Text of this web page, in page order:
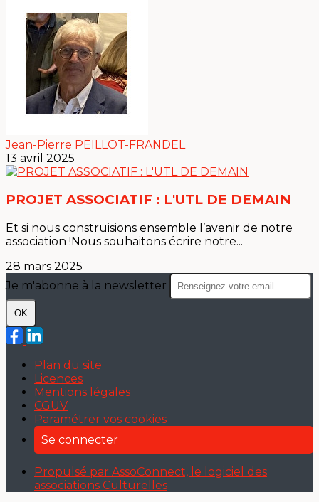
Jean-Pierre PEILLOT-FRANDEL
13 avril 2025
PROJET ASSOCIATIF : L'UTL DE DEMAIN
Et si nous construisions ensemble l’avenir de notre
association !Nous souhaitons écrire notre...
28 mars 2025
Je m'abonne à la newsletter
OK
Plan du site
Licences
Mentions légales
CGUV
Paramétrer vos cookies
Se connecter
Propulsé par AssoConnect, le logiciel des
associations Culturelles